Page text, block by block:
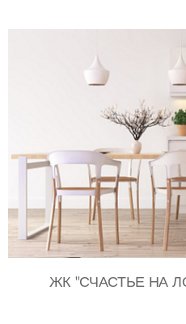
ЖК "СЧАСТЬЕ НА